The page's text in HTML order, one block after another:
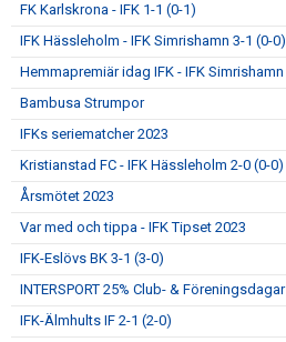
FK Karlskrona - IFK 1-1 (0-1)
IFK Hässleholm - IFK Simrishamn 3-1 (0-0)
Hemmapremiär idag IFK - IFK Simrishamn
Bambusa Strumpor
IFKs seriematcher 2023
Kristianstad FC - IFK Hässleholm 2-0 (0-0)
Årsmötet 2023
Var med och tippa - IFK Tipset 2023
IFK-Eslövs BK 3-1 (3-0)
INTERSPORT 25% Club- & Föreningsdagar
IFK-Älmhults IF 2-1 (2-0)